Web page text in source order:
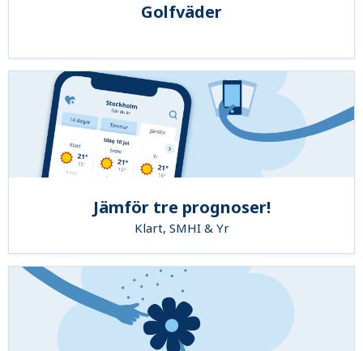
Golfväder
Jämför tre prognoser!
Klart, SMHI & Yr